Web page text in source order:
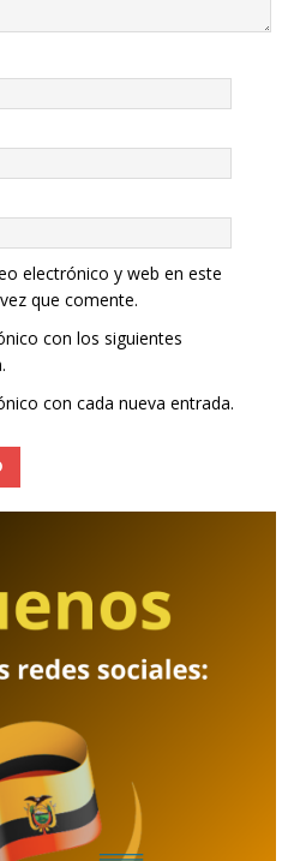
electrónico y web en este
que comente.
con los siguientes
con cada nueva entrada.